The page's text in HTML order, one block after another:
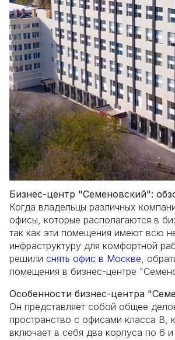
Бизнес-центр "Семеновский":
Когда владельцы различных
офисы, которые располагаются в
так как эти помещения имеют всю
инфраструктуру для комфортной
решили снять офис в Москве ,
помещения в бизнес-центре
Особенности бизнес-центра
Он представляет собой общее
пространство с офисами класса В,
включает в себя два корпуса по 6